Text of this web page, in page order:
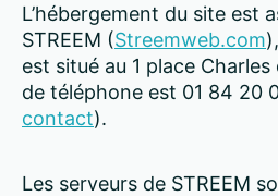
L’hébergement du site est
STREEM (Streemweb.com
est situé au 1 place Charles
de téléphone est 01 84 20
contact).
Les serveurs de STREEM